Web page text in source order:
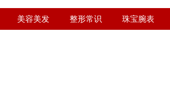
美容美发 整形常识 珠宝腕表